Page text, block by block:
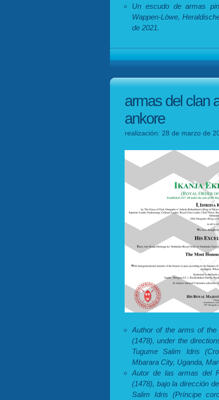
Un escudo de armas
Wappen-Löwe,
de 2021.
armas del clan
ankore
realización: 28 de marzo de
Author of the arms of the
(1478), under the
Tugume Salim Idris
Mbarara City, Uganda,
Autor de las armas del
(1478), bajo la dirección
Salim Idris (Príncipe